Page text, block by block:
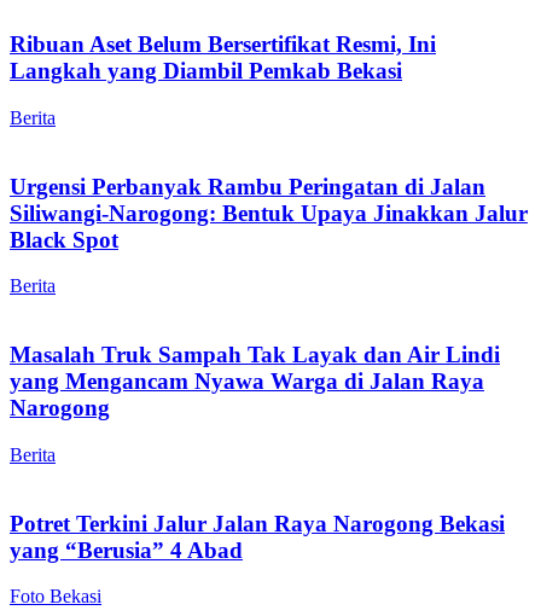
Ribuan Aset Belum Bersertifikat Resmi, Ini
Langkah yang Diambil Pemkab Bekasi
Berita
Urgensi Perbanyak Rambu Peringatan di Jalan
Siliwangi-Narogong: Bentuk Upaya Jinakkan Jalur
Black Spot
Berita
Masalah Truk Sampah Tak Layak dan Air Lindi
yang Mengancam Nyawa Warga di Jalan Raya
Narogong
Berita
Potret Terkini Jalur Jalan Raya Narogong Bekasi
yang “Berusia” 4 Abad
Foto Bekasi